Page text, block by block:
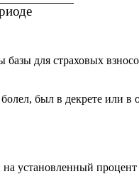
базы для страховых
был в декрете или
установленный процент